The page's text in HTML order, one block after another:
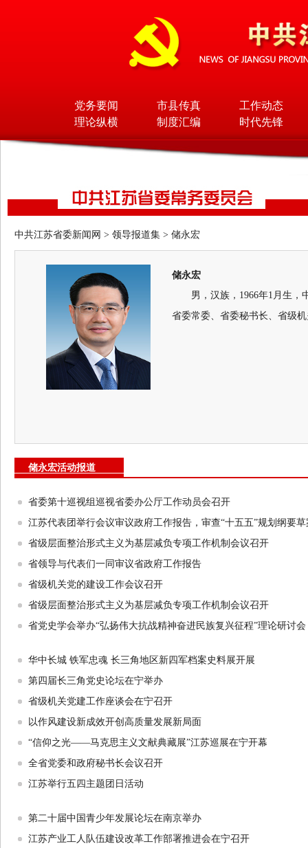
党务要闻 市县传真
工作动态
理论纵横
制度汇编 时代先锋
中共江苏省委新闻网 > 领导报道集 > 储永宏
储永宏
男，汉族，1966年1月生，
省委常委、省委秘书长、省级
储永宏活动报道
省委第十巡视组巡视省委办公厅工作动员会召开
江苏代表团举行会议审议政府工作报告，审查“十五五”规划纲要草
省级层面整治形式主义为基层减负专项工作机制会议召开
省领导与代表们一同审议省政府工作报告
省级机关党的建设工作会议召开
省级层面整治形式主义为基层减负专项工作机制会议召开
省党史学会举办“弘扬伟大抗战精神奋进民族复兴征程”理论研讨会
华中长城 铁军忠魂 长三角地区新四军档案史料展开展
第四届长三角党史论坛在宁举办
省级机关党建工作座谈会在宁召开
以作风建设新成效开创高质量发展新局面
“信仰之光——马克思主义文献典藏展”江苏巡展在宁开幕
全省党委和政府秘书长会议召开
江苏举行五四主题团日活动
第二十届中国青少年发展论坛在南京举办
江苏产业工人队伍建设改革工作部署推进会在宁召开